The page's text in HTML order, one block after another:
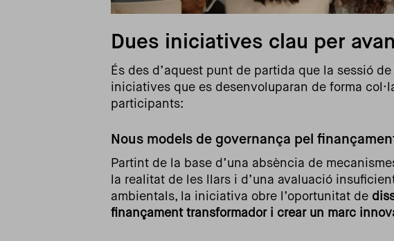
Dues iniciatives clau per
És des d’aquest punt de partida que la sessió
iniciatives que es desenvoluparan de forma
participants:
Nous models de governança pel
Partint de la base d’una absència de
la realitat de les llars i d’una avaluació
ambientals, la iniciativa obre l’oportunitat de
finançament transformador i crear un marc